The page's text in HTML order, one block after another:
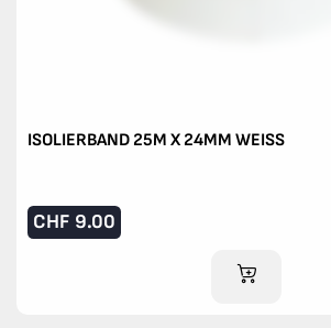
ISOLIERBAND 25M X 24MM WEISS
CHF 9.00
IM WARENKORB